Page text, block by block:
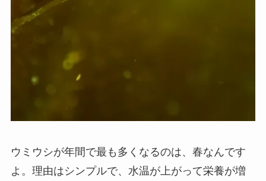
ウミウシが年間で最も多くなるのは、春なんです
よ。理由はシンプルで、水温が上がって栄養が増